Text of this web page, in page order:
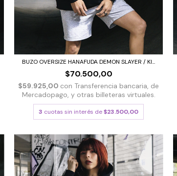
BUZO OVERSIZE HANAFUDA DEMON SLAYER / KI...
$70.500,00
$59.925,00 con Transferencia bancaria, de
Mercadopago, y otras billeteras virtuales.
3 cuotas sin interés de$23.500,00